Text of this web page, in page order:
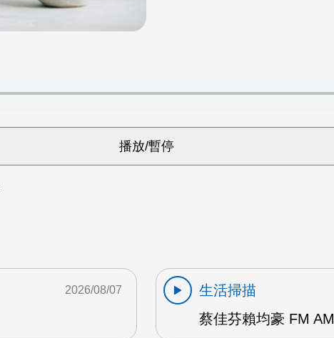
2026/08/07
生活掃描
蔡佳芬賴均豪 FM AM